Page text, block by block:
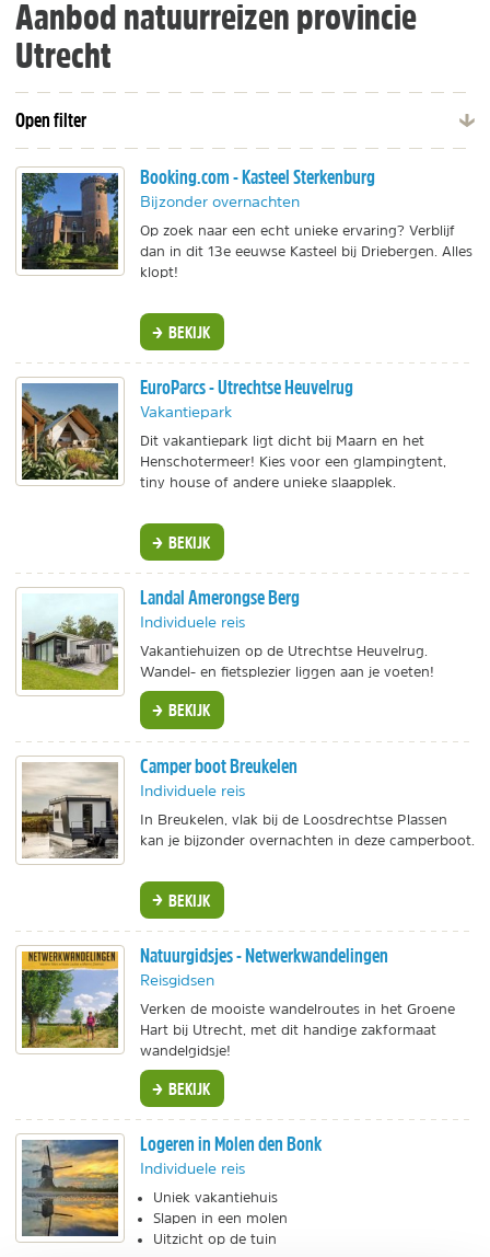
Aanbod natuurreizen provincie
Utrecht
Open filter
Booking.com - Kasteel Sterkenburg
Bijzonder overnachten
Op zoek naar een echt unieke ervaring? Verblijf
dan in dit 13e eeuwse Kasteel bij Driebergen. Alles
klopt!
BEKIJK
EuroParcs - Utrechtse Heuvelrug
Vakantiepark
Dit vakantiepark ligt dicht bij Maarn en het
Henschotermeer! Kies voor een glampingtent,
tiny house of andere unieke slaapplek.
BEKIJK
Landal Amerongse Berg
Individuele reis
Vakantiehuizen op de Utrechtse Heuvelrug.
Wandel- en fietsplezier liggen aan je voeten!
BEKIJK
Camper boot Breukelen
Individuele reis
In Breukelen, vlak bij de Loosdrechtse Plassen
kan je bijzonder overnachten in deze camperboot.
BEKIJK
Natuurgidsjes - Netwerkwandelingen
Reisgidsen
Verken de mooiste wandelroutes in het Groene
Hart bij Utrecht, met dit handige zakformaat
wandelgidsje!
BEKIJK
Logeren in Molen den Bonk
Individuele reis
Uniek vakantiehuis
Slapen in een molen
Uitzicht op de tuin